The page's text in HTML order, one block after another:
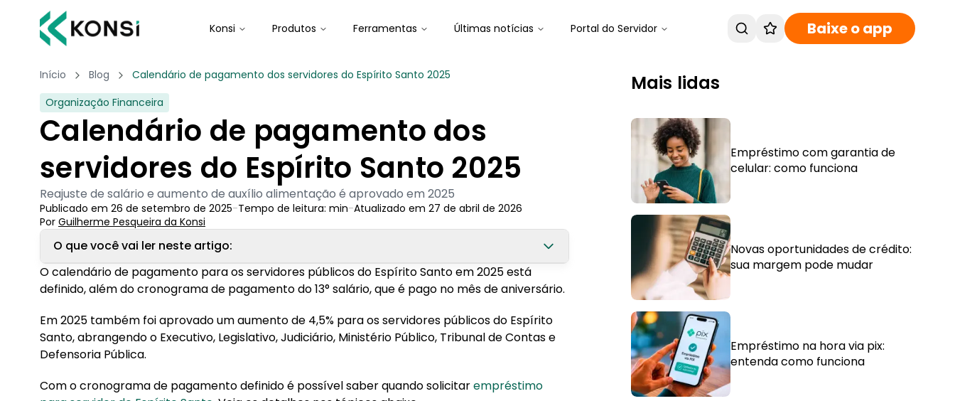
Konsi Produtos Ferramentas Últimas notícias Portal do Servidor Baixe o app
Início Blog
Calendário de pagamento dos servidores do Espírito Santo 2025
Organização Financeira
Calendário de pagamento dos
servidores do Espírito Santo 2025
Reajuste de salário e aumento de auxílio alimentação é aprovado em 2025
Publicado em 26 de setembro de 2025-Tempo de leitura: min-Atualizado em 27 de abril de 2026
Por Guilherme Pesqueira da Konsi
O que você vai ler neste artigo:
1. Calendário de pagamento dos servidores
1.2. Regras do IPAJM
2. Como consultar o contracheque estadual online
3. Carreiras no funcionalismo do Governo do Espírito Santo ES
O calendário de pagamento para os servidores públicos do Espírito Santo em 2025 está
definido, além do cronograma de pagamento do 13° salário, que é pago no mês de aniversário.
Em 2025 também foi aprovado um aumento de 4,5% para os servidores públicos do Espírito
Santo, abrangendo o Executivo, Legislativo, Judiciário, Ministério Público, Tribunal de Contas e
Defensoria Pública.
Com o cronograma de pagamento definido é possível saber quando solicitarempréstimo
Mais lidas
Empréstimo com garantia de
celular: como funciona
Novas oportunidades de crédito:
sua margem pode mudar
Empréstimo na hora via pix:
entenda como funciona